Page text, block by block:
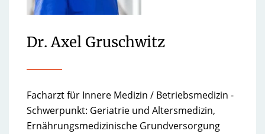
Dr. Axel Gruschwitz
Facharzt für Innere Medizin / Betriebsmedizin -
Schwerpunkt: Geriatrie und Altersmedizin,
Ernährungsmedizinische Grundversorgung